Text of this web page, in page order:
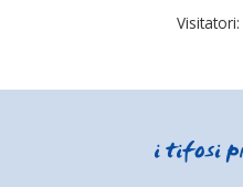
Visitatori: